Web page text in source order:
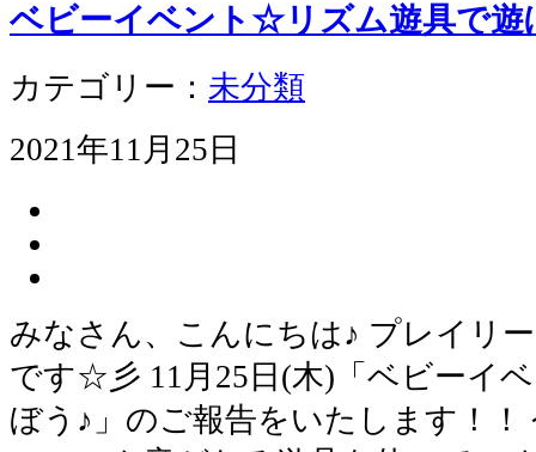
ベビーイベント☆リズム遊具で遊
カテゴリー： 未分類
2021年11月25日
みなさん、こんにちは♪ プレイリ
です☆彡 11月25日(木)「ベビーイ
ぼう♪」のご報告をいたします！